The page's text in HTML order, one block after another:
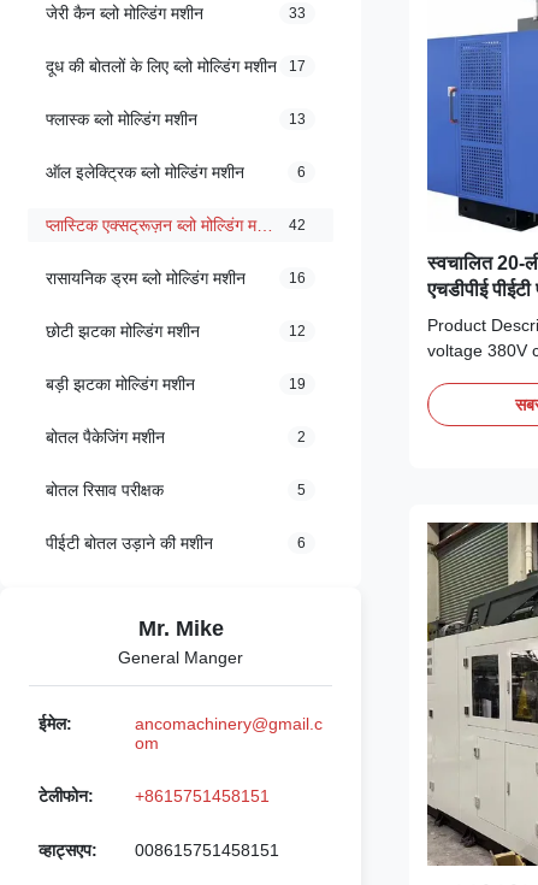
जेरी कैन ब्लो मोल्डिंग मशीन 33
दूध की बोतलों के लिए ब्लो मोल्डिंग मशीन 17
फ्लास्क ब्लो मोल्डिंग मशीन 13
ऑल इलेक्ट्रिक ब्लो मोल्डिंग मशीन 6
प्लास्टिक एक्सट्रूज़न ब्लो मोल्डिंग मशीन 42
रासायनिक ड्रम ब्लो मोल्डिंग मशीन 16
छोटी झटका मोल्डिंग मशीन 12
बड़ी झटका मोल्डिंग मशीन 19
बोतल पैकेजिंग मशीन 2
बोतल रिसाव परीक्षक 5
पीईटी बोतल उड़ाने की मशीन 6
Mr. Mike
General Manger
ईमेल:
ancomachinery@gmail.c
om
टेलीफोन: +8615751458151
व्हाट्सएप: 008615751458151
स्वचालित 20-
एचडीपीई
मोल्डिंग कोर
Product
voltage 380V
PE/PP,
power (kw)